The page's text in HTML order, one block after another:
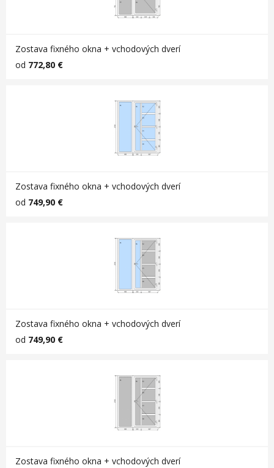
Zostava fixného okna + vchodových dverí
od 772,80 €
Zostava fixného okna + vchodových dverí
od 749,90 €
Zostava fixného okna + vchodových dverí
od 749,90 €
Zostava fixného okna + vchodových dverí